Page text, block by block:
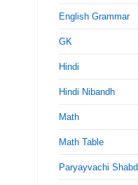
English Grammar
GK
Hindi
Hindi Nibandh
Math
Math Table
Paryayvachi Shabd